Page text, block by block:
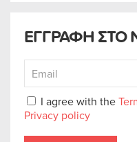
ΕΓΓΡΑΦΗ ΣΤΟ
I agree with the
Privacy policy